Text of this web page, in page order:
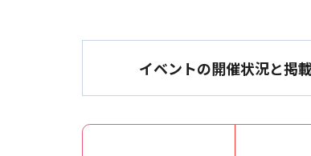
イベントの開催状況と掲